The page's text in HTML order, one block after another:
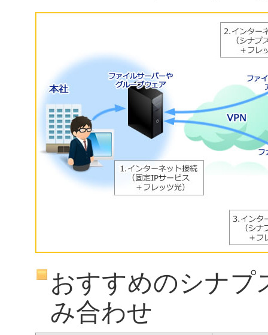
おすすめのシナプ
み合わせ